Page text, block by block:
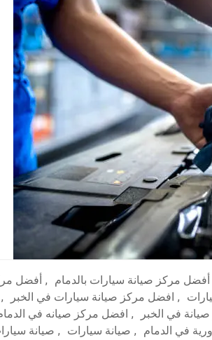
أفضل مركز صيانة سيارات بالدمام , أفضل
, افضل مركز صيانة سيارات في الخبر ,
في الخبر , افضل مركز صيانه في
في الدمام , صيانة سيارات , صيانة